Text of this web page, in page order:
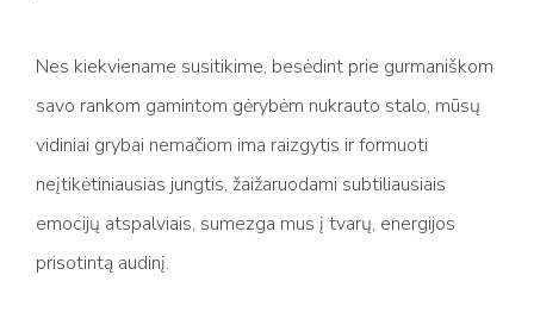
Nes kiekviename susitikime, besėdint prie gurmaniškom
savo rankom gamintom gėrybėm nukrauto stalo, mūsų
vidiniai grybai nemačiom ima raizgytis ir formuoti
neįtikėtiniausias jungtis, žaižaruodami subtiliausiais
emocijų atspalviais, sumezga mus į tvarų, energijos
prisotintą audinį.